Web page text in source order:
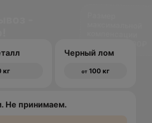
кг
Черный лом
от 100 кг
Не принимаем.